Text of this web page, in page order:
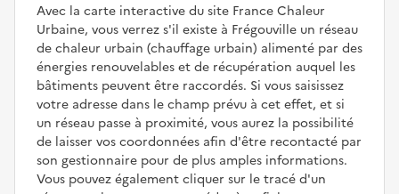
Avec la carte interactive du site France Chaleur
Urbaine, vous verrez s'il existe à Frégouville un réseau
de chaleur urbain (chauffage urbain) alimenté par des
énergies renouvelables et de récupération auquel les
bâtiments peuvent être raccordés. Si vous saisissez
votre adresse dans le champ prévu à cet effet, et si
un réseau passe à proximité, vous aurez la possibilité
de laisser vos coordonnées afin d'être recontacté par
son gestionnaire pour de plus amples informations.
Vous pouvez également cliquer sur le tracé d'un